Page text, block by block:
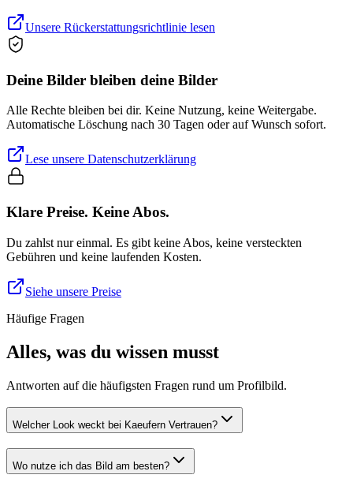
Unsere Rückerstattungsrichtlinie lesen
Deine Bilder bleiben deine Bilder
Alle Rechte bleiben bei dir. Keine Nutzung, keine Weitergabe.
Automatische Löschung nach 30 Tagen oder auf Wunsch sofort.
Lese unsere Datenschutzerklärung
Klare Preise. Keine Abos.
Du zahlst nur einmal. Es gibt keine Abos, keine versteckten
Gebühren und keine laufenden Kosten.
Siehe unsere Preise
Häufige Fragen
Alles, was du wissen musst
Antworten auf die häufigsten Fragen rund um Profilbild.
Welcher Look weckt bei Kaeufern Vertrauen?
Wo nutze ich das Bild am besten?